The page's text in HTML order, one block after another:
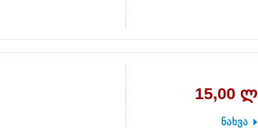
15,00 ლ
ნახვა